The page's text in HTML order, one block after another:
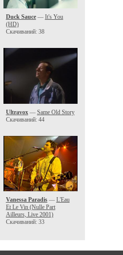
Duck Sauce— It's You
(HD)
Скачиваний: 38
Ultravox— Same Old Story
Скачиваний: 44
Vanessa Paradis— L'Eau
Et Le Vin (Nulle Part
Ailleurs, Live 2001)
Скачиваний: 33